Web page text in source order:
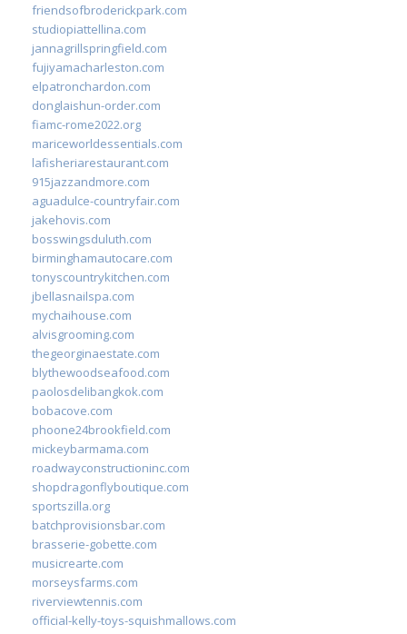
friendsofbroderickpark.com
studiopiattellina.com
jannagrillspringfield.com
fujiyamacharleston.com
elpatronchardon.com
donglaishun-order.com
fiamc-rome2022.org
mariceworldessentials.com
lafisheriarestaurant.com
915jazzandmore.com
aguadulce-countryfair.com
jakehovis.com
bosswingsduluth.com
birminghamautocare.com
tonyscountrykitchen.com
jbellasnailspa.com
mychaihouse.com
alvisgrooming.com
thegeorginaestate.com
blythewoodseafood.com
paolosdelibangkok.com
bobacove.com
phoone24brookfield.com
mickeybarmama.com
roadwayconstructioninc.com
shopdragonflyboutique.com
sportszilla.org
batchprovisionsbar.com
brasserie-gobette.com
musicrearte.com
morseysfarms.com
riverviewtennis.com
official-kelly-toys-squishmallows.com